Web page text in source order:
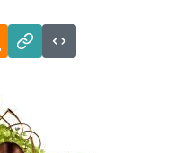
Download
Link
Code